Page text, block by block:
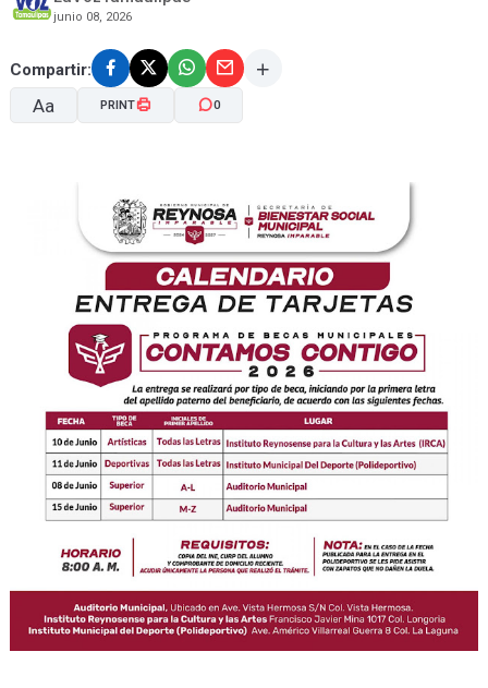
junio 08, 2026
Compartir:
Aa
A-
PRINT 0